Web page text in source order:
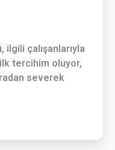
çalışanlarıyla
tercihim oluyor,
severek